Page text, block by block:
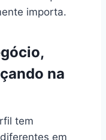
importa.
na
tem
em